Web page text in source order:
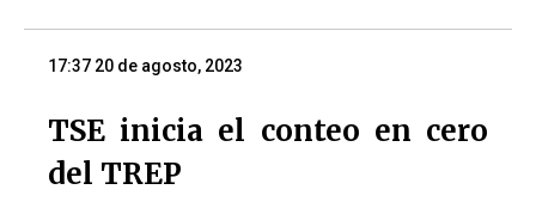
17:37 20 de agosto, 2023
TSE inicia el conteo en cero
del TREP